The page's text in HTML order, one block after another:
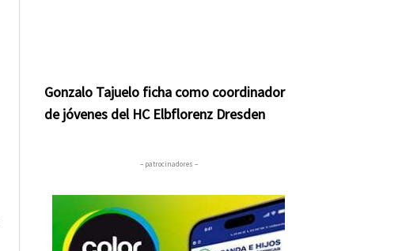
Gonzalo Tajuelo ficha como coordinador
de jóvenes del HC Elbflorenz Dresden
– patrocinadores –